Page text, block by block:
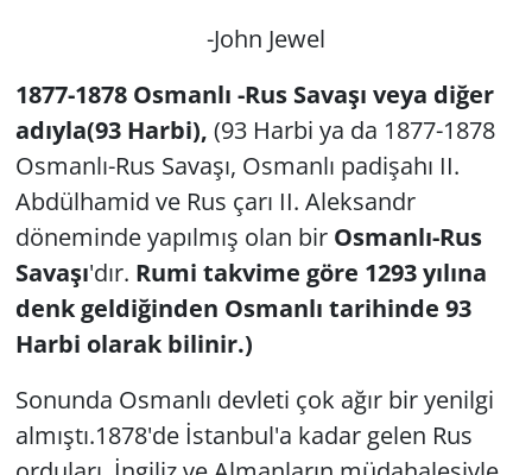
-John Jewel
1877-1878 Osmanlı -Rus Savaşı veya diğer
adıyla(93 Harbi), (93 Harbi ya da 1877-1878
Osmanlı-Rus Savaşı, Osmanlı padişahı II.
Abdülhamid ve Rus çarı II. Aleksandr
döneminde yapılmış olan bir Osmanlı-Rus
Savaşı'dır. Rumi takvime göre 1293 yılına
denk geldiğinden Osmanlı tarihinde 93
Harbi olarak bilinir.)
Sonunda Osmanlı devleti çok ağır bir yenilgi
almıştı.1878'de İstanbul'a kadar gelen Rus
POLİTİKA
RESMİ İLANLAR
SAĞLIK
SİYASET
Yerel